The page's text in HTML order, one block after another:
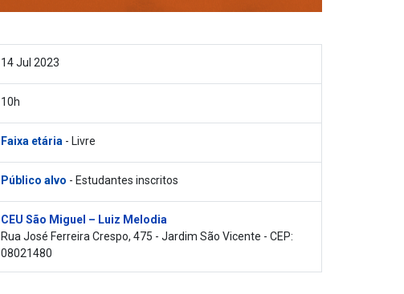
14 Jul 2023
10h
Faixa etária- Livre
Público alvo - Estudantes inscritos
CEU São Miguel – Luiz Melodia
Rua José Ferreira Crespo, 475 - Jardim São Vicente - CEP:
08021480